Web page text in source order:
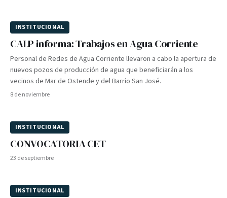
INSTITUCIONAL
CALP informa: Trabajos en Agua Corriente
Personal de Redes de Agua Corriente llevaron a cabo la apertura de
nuevos pozos de producción de agua que beneficiarán a los
vecinos de Mar de Ostende y del Barrio San José.
8 de noviembre
PIONERO
INSTITUCIONAL
CONVOCATORIA CET
23 de septiembre
INSTITUCIONAL